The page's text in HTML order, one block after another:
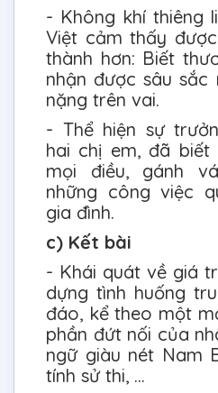
- Không khí thiêng
Việt cảm thấy
thành hơn: Biết
nhận được sâu
nặng trên vai.
- Thể hiện sự
hai chị em, đã
mọi điều, gánh
những công việc
gia đình.
c) Kết bài
- Khái quát về giá
dựng tình huống
đáo, kể theo một
phần đứt nối của
ngữ giàu nét Nam
tính sử thi, ...